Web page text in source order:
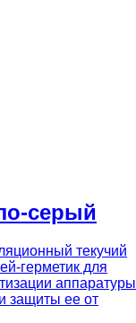
серый
текучий
герметик для
аппаратуры
защиты ее от